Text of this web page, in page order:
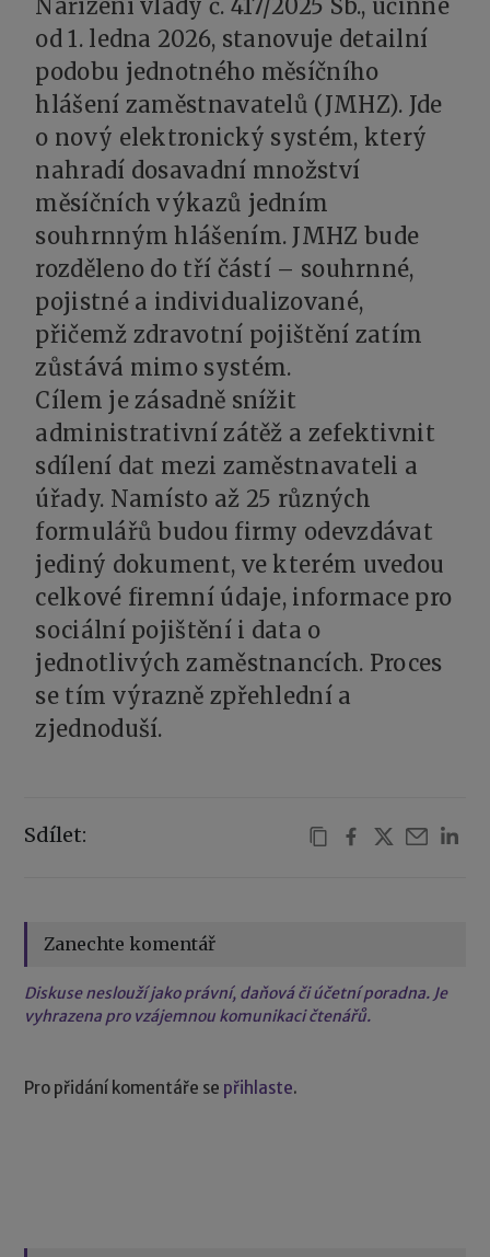
Nařízení vlády č. 417/2025 Sb., účinné
od 1. ledna 2026, stanovuje detailní
podobu jednotného měsíčního
hlášení zaměstnavatelů (JMHZ). Jde
o nový elektronický systém, který
nahradí dosavadní množství
měsíčních výkazů jedním
souhrnným hlášením. JMHZ bude
rozděleno do tří částí – souhrnné,
pojistné a individualizované,
přičemž zdravotní pojištění zatím
zůstává mimo systém.
Cílem je zásadně snížit
administrativní zátěž a zefektivnit
sdílení dat mezi zaměstnavateli a
úřady. Namísto až 25 různých
formulářů budou firmy odevzdávat
jediný dokument, ve kterém uvedou
celkové firemní údaje, informace pro
sociální pojištění i data o
jednotlivých zaměstnancích. Proces
se tím výrazně zpřehlední a
zjednoduší.
Sdílet:
Zanechte komentář
Diskuse neslouží jako právní, daňová či účetní poradna. Je
vyhrazena pro vzájemnou komunikaci čtenářů.
Pro přidání komentáře se přihlaste.